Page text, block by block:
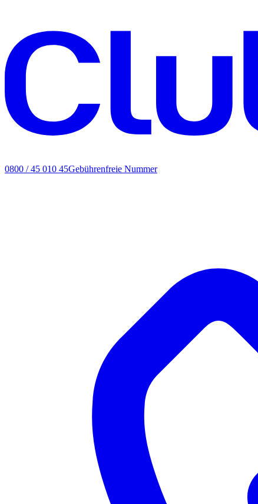
0800 / 45 010 45Gebührenfreie Nummer